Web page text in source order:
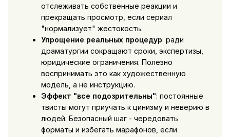
отслеживать собственные реакции и
прекращать просмотр, если сериал
"нормализует" жестокость.
Упрощение реальных процедур: ради
драматургии сокращают сроки, экспертизы,
юридические ограничения. Полезно
воспринимать это как художественную
модель, а не инструкцию.
Эффект "все подозрительны": постоянные
твисты могут приучать к цинизму и неверию в
людей. Безопасный шаг - чередовать
форматы и избегать марафонов, если